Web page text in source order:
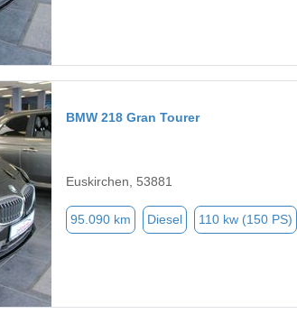
BMW 218 Gran Tourer
Euskirchen, 53881
95.090 km Diesel 110 kw (150 PS)